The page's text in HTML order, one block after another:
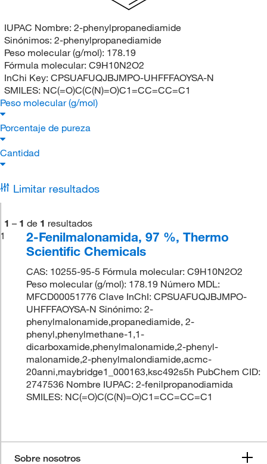
IUPAC Nombre: 2-phenylpropanediamide
Sinónimos: 2-phenylpropanediamide
Peso molecular (g/mol): 178.19
Fórmula molecular: C9H10N2O2
InChi Key: CPSUAFUQJBJMPO-UHFFFAOYSA-N
SMILES: NC(=O)C(C(N)=O)C1=CC=CC=C1
Peso molecular (g/mol)
Porcentaje de pureza
Cantidad
Limitar resultados
1 – 1 de 1 resultados
1
2-Fenilmalonamida, 97 %, Thermo
Scientific Chemicals
CAS: 10255-95-5 Fórmula molecular: C9H10N2O2
Peso molecular (g/mol): 178.19 Número MDL:
MFCD00051776 Clave InChI: CPSUAFUQJBJMPO-
UHFFFAOYSA-N Sinónimo: 2-
phenylmalonamide,propanediamide, 2-
phenyl,phenylmethane-1,1-
dicarboxamide,phenylmalonamide,2-phenyl-
malonamide,2-phenylmalondiamide,acmc-
20anni,maybridge1_000163,ksc492s5h PubChem CID:
2747536 Nombre IUPAC: 2-fenilpropanodiamida
SMILES: NC(=O)C(C(N)=O)C1=CC=CC=C1
Sobre nosotros